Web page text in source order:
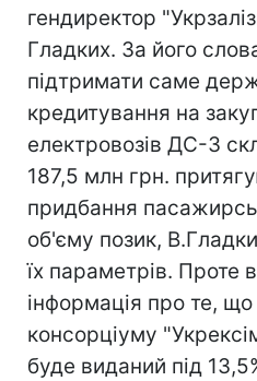
гендиректор
Гладких. За його
підтримати саме
кредитування на
електровозів ДС-3
187,5 млн грн.
придбання
об'єму позик,
їх параметрів. Проте
інформація про те, що
консорціуму
буде виданий під